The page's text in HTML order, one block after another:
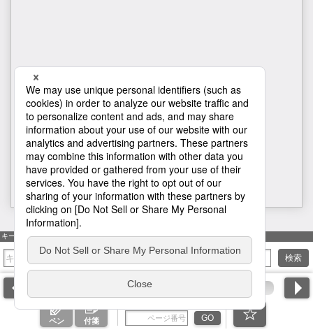
1034
キーワード検索
検索
ペン 付箋 GO